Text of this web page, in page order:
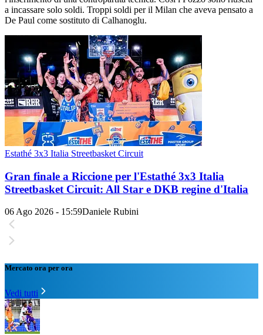
a incassare solo soldi. Troppi soldi per il Milan che aveva pensato a
De Paul come sostituto di Calhanoglu.
Estathé 3x3 Italia Streetbasket Circuit
Gran finale a Riccione per l'Estathé 3x3 Italia
Streetbasket Circuit: All Star e DKB regine d'Italia
06 Ago 2026 - 15:59Daniele Rubini
Mercato ora per ora
Vedi tutti